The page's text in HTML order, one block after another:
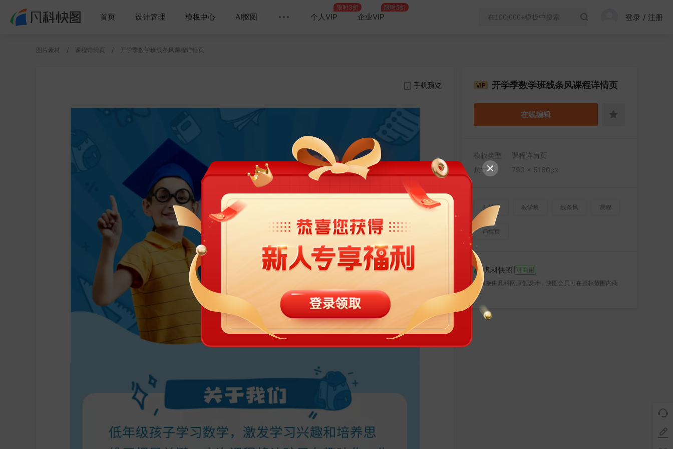
首页 设计管理 模板中心 AI抠图 个人VIP
限时3折
企业VIP
限时5折
登录 / 注册
图片素材 课程详情页 开学季数学班线条风课程详情页
手机预览 开学季数学班线条风课程详情页
在线编辑
模板类型
课程详情页
尺寸
790 × 5160px
开学季 教学班 线条风 课程
详情页
凡科快图
可商用
该模板由凡科网原创设计，快图会员可在授权范围内商
用。